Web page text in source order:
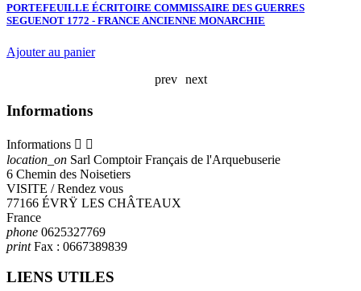
PORTEFEUILLE ÉCRITOIRE COMMISSAIRE DES GUERRES
SEGUENOT 1772 - FRANCE ANCIENNE MONARCHIE
Ajouter au panier
prev next
Informations
Informations  
location_on Sarl Comptoir Français de l'Arquebuserie
6 Chemin des Noisetiers
VISITE / Rendez vous
77166 ÉVRŸ LES CHÂTEAUX
France
phone 0625327769
printFax : 0667389839
LIENS UTILES